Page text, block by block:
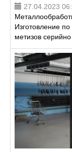
27.04.2023
Изготовление
метизов
чертежам
производит